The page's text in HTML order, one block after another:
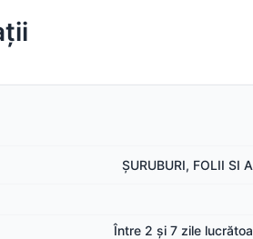
ȘURUBURI, FOLII SI
Între 2 și 7 zile